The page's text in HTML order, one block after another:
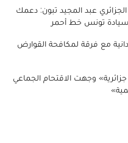
عبد المجيد تبون: دعمك
تونس خط أحمر
مع فرقة لمكافحة القوارض
وجهت الاقتحام الجماعي